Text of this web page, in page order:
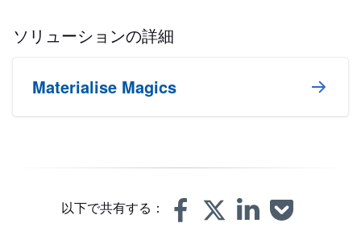
ソリューションの詳細
Materialise Magics
以下で共有する：